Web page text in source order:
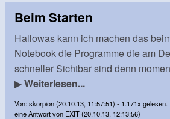
Beim Starten
Hallowas kann ich machen das
Notebook die Programme die am
schneller Sichtbar sind denn
▶Weiterlesen...
Von: skorpion (20.10.13, 11:57:51) - 1.171x gelesen.
eine Antwort von EXIT (20.10.13, 12:13:56)